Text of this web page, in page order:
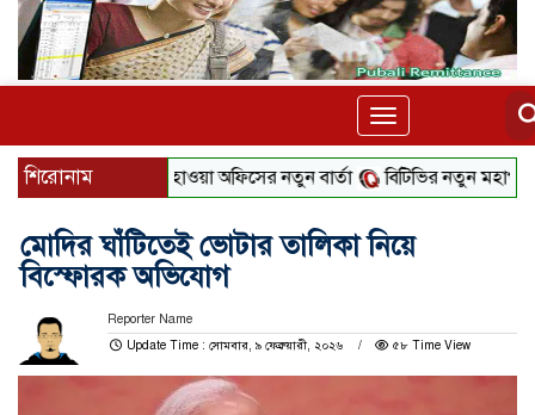
Toggle
navigation
শিরোনাম
বৃষ্টি নিয়ে আবহাওয়া অফিসের নতুন বার্তা বিটিভির নতুন মহাপরিচালক
মোদির ঘাঁটিতেই ভোটার তালিকা নিয়ে
বিস্ফোরক অভিযোগ
Reporter Name
Update Time : সোমবার, ৯ ফেব্রুয়ারী, ২০২৬
৫৮ Time View